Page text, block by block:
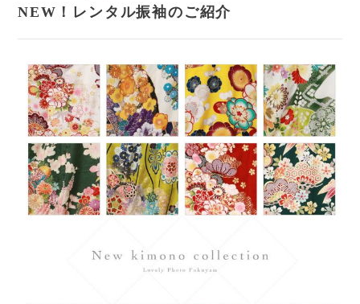
NEW！レンタル振袖のご紹介